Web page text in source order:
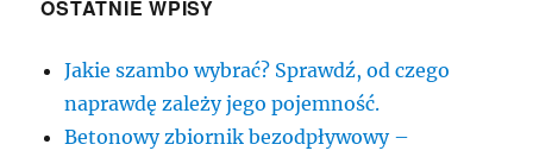
OSTATNIE WPISY
Jakie szambo wybrać? Sprawdź, od czego
naprawdę zależy jego pojemność.
Betonowy zbiornik bezodpływowy –